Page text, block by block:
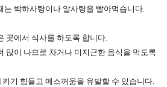
는 박하사탕이나 알사탕을 빨아먹습니다.
곳에서 식사를 하도록 합니다.
많이 나므로 차거나 미지근한 음식을 먹도록
기 힘들고 메스꺼움을 유발할 수 있습니다.